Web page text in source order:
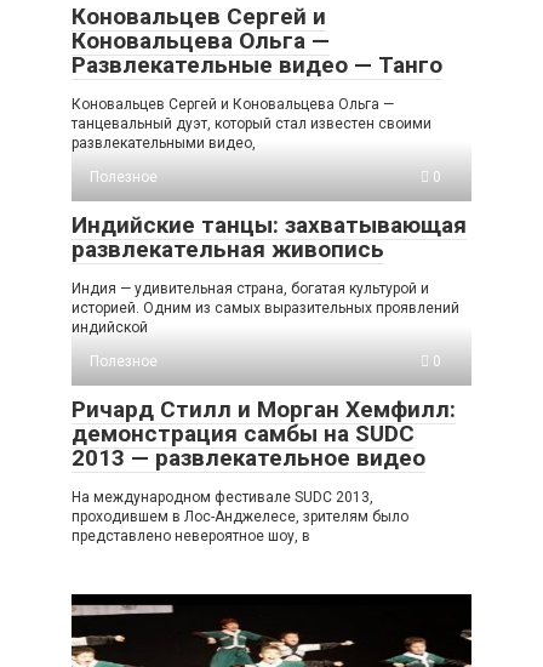
Коновальцев Сергей и
Коновальцева Ольга —
Развлекательные видео — Танго
Коновальцев Сергей и Коновальцева Ольга —
танцевальный дуэт, который стал известен своими
развлекательными видео,
Полезное
0
Индийские танцы: захватывающая
развлекательная живопись
Индия — удивительная страна, богатая культурой и
историей. Одним из самых выразительных проявлений
индийской
Полезное
0
Ричард Стилл и Морган Хемфилл:
демонстрация самбы на SUDC
2013 — развлекательное видео
На международном фестивале SUDC 2013,
проходившем в Лос-Анджелесе, зрителям было
представлено невероятное шоу, в